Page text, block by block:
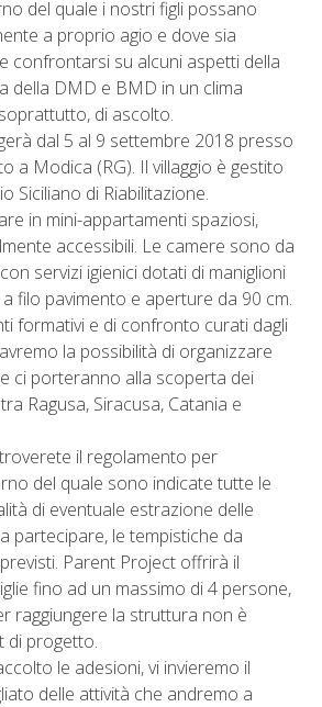
del quale i nostri figli possano
a proprio agio e dove sia
confrontarsi su alcuni aspetti della
della DMD e BMD in un clima
di ascolto.
dal 5 al 9 settembre 2018 presso
a Modica (RG). Il villaggio è gestito
Siciliano di Riabilitazione.
in mini-appartamenti spaziosi,
accessibili. Le camere sono da
servizi igienici dotati di maniglioni
filo pavimento e aperture da 90 cm.
formativi e di confronto curati dagli
la possibilità di organizzare
ci porteranno alla scoperta dei
Ragusa, Siracusa, Catania e
il regolamento per
del quale sono indicate tutte le
di eventuale estrazione delle
partecipare, le tempistiche da
Parent Project offrirà il
fino ad un massimo di 4 persone,
raggiungere la struttura non è
di progetto.
le adesioni, vi invieremo il
delle attività che andremo a